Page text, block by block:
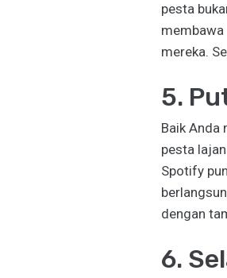
pesta
membawa
mereka.
5.
Baik Anda
pesta
Spotify
dengan
6.